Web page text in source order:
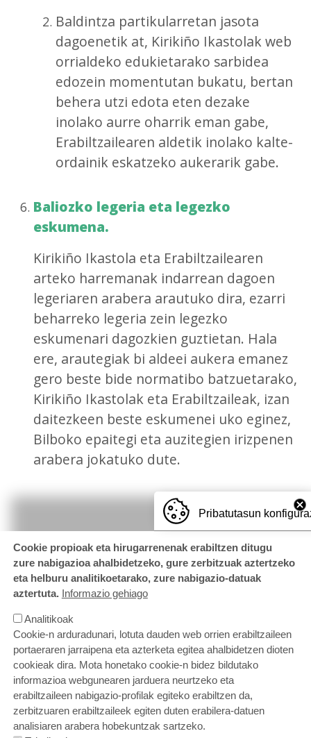
Baldintza partikularretan jasota
dagoenetik at, Kirikiño Ikastolak web
orrialdeko edukietarako sarbidea
edozein momentutan bukatu, bertan
behera utzi edota eten dezake
inolako aurre oharrik eman gabe,
Erabiltzailearen aldetik inolako kalte-
ordainik eskatzeko aukerarik gabe.
Baliozko legeria eta legezko
eskumena.
Kirikiño Ikastola eta Erabiltzailearen
arteko harremanak indarrean dagoen
legeriaren arabera arautuko dira, ezarri
beharreko legeria zein legezko
eskumenari dagozkien guztietan. Hala
ere, arautegiak bi aldeei aukera emanez
gero beste bide normatibo batzuetarako,
Kirikiño Ikastolak eta Erabiltzaileak, izan
daitezkeen beste eskumenei uko eginez,
Bilboko epaitegi eta auzitegien irizpenen
arabera jokatuko dute.
ORRI-OINAGurekin lan egin nahi duzu?
Kontaktatu
Cookien politika
Pribatutasun politika
Pribatutasun
Cookie propioak eta hirugarrenenak erabiltzen ditugu
zure nabigazioa ahalbidetzeko, gure zerbitzuak aztertzeko
eta helburu analitikoetarako, zure nabigazio-datuak
aztertuta. Informazio gehiago
Analitikoak
Cookie-n arduradunari, lotuta dauden web orrien erabiltzaileen
portaeraren jarraipena eta azterketa egitea ahalbidetzen dioten
cookieak dira. Mota honetako cookie-n bidez bildutako
informazioa webgunearen jarduera neurtzeko eta
erabiltzaileen nabigazio-profilak egiteko erabiltzen da,
zerbitzuaren erabiltzaileek egiten duten erabilera-datuen
analisiaren arabera hobekuntzak sartzeko.